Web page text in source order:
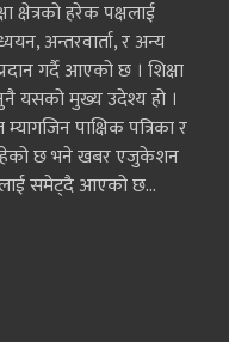
क्षेत्रको हरेक पक्षलाई
अन्तरवार्ता, र अन्य
गर्दै आएको छ । शिक्षा
यसको मुख्य उदेश्य हो ।
पाक्षिक पत्रिका र
छ भने खबर एजुकेशन
समेट्दै आएको छ...